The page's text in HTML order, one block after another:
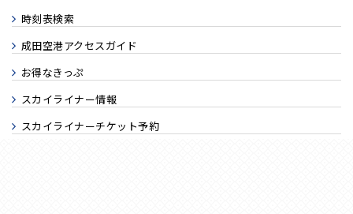
時刻表検索
成田空港アクセスガイド
お得なきっぷ
スカイライナー情報
スカイライナーチケット予約